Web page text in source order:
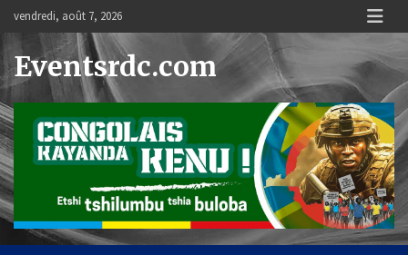
content
vendredi, août 7, 2026
Eventsrdc.com